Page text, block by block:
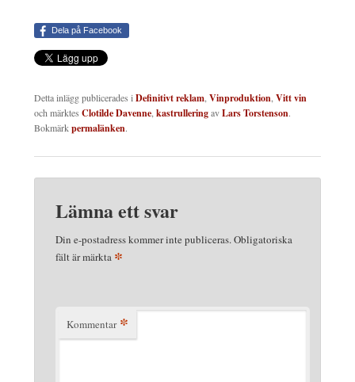
Dela på Facebook
Detta inlägg publicerades iDefinitivt reklam,Vinproduktion,Vitt vin
och märktes Clotilde Davenne,kastrulleringavLars Torstenson.
Bokmärkpermalänken.
Lämna ett svar
Din e-postadress kommer inte publiceras.Obligatoriska
fält är märkta *
Kommentar *